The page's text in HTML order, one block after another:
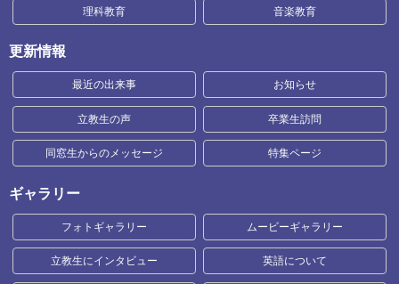
理科教育 音楽教育
更新情報
最近の出来事 お知らせ
立教生の声 卒業生訪問
同窓生からのメッセージ 特集ページ
ギャラリー
フォトギャラリー ムービーギャラリー
立教生にインタビュー 英語について